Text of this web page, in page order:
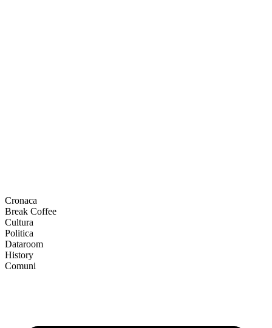
Cronaca
Break Coffee
Cultura
Politica
Dataroom
History
Comuni